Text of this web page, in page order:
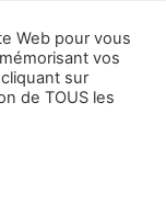
Web pour vous
vos
sur
de TOUS les